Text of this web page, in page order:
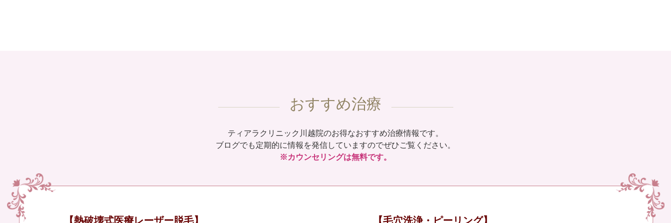
おすすめ治療
ティアラクリニック川越院のお得なおすすめ治療情報です。
ブログでも定期的に情報を発信していますのでぜひご覧ください。
※カウンセリングは無料です。
【熱破壊式医療レーザー脱毛】 【毛穴洗浄・ピーリング】